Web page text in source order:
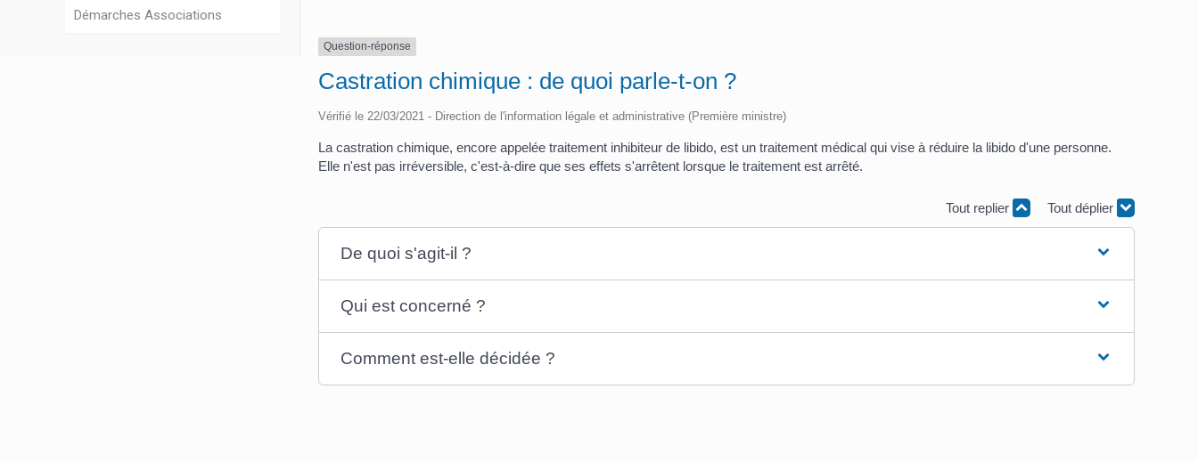
Question-réponse
Castration chimique : de quoi parle-t-on ?
Vérifié le 22/03/2021 - Direction de l'information légale et administrative (Première ministre)
La castration chimique, encore appelée traitement inhibiteur de libido, est un traitement médical qui vise à réduire la libido d'une personne.
Elle n'est pas irréversible, c'est-à-dire que ses effets s'arrêtent lorsque le traitement est arrêté.
Tout replier Tout déplier
De quoi s'agit-il ?
Qui est concerné ?
Comment est-elle décidée ?
Démarches Associations